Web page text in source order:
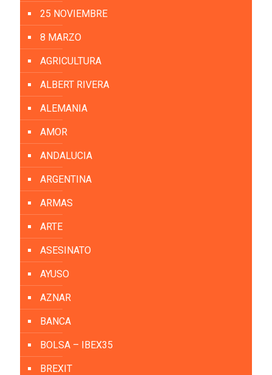
25 NOVIEMBRE
8 MARZO
AGRICULTURA
ALBERT RIVERA
ALEMANIA
AMOR
ANDALUCIA
ARGENTINA
ARMAS
ARTE
ASESINATO
AYUSO
AZNAR
BANCA
BOLSA – IBEX35
BREXIT